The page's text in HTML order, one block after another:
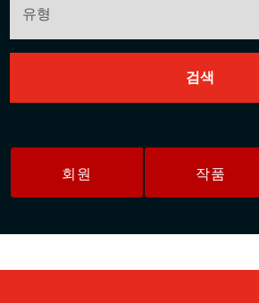
회원 작품